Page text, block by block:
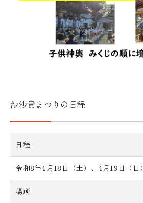
沙沙貴まつりの日程
日程
令和8年4月18日（土）、4月19日（日）
場所